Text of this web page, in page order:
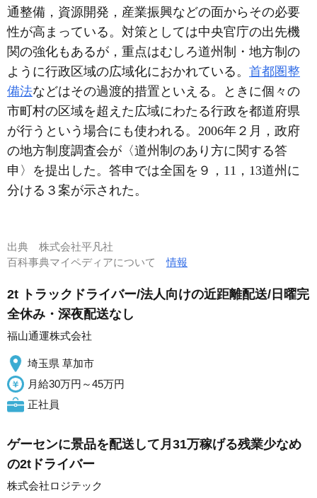
通整備，資源開発，産業振興などの面からその必要
性が高まっている。対策としては中央官庁の出先機
関の強化もあるが，重点はむしろ道州制・地方制の
ように行政区域の広域化におかれている。 首都圏整
備法などはその過渡的措置といえる。ときに個々の
市町村の区域を超えた広域にわたる行政を都道府県
が行うという場合にも使われる。2006年２月，政府
の地方制度調査会が〈道州制のあり方に関する答
申〉を提出した。答申では全国を９，11，13道州に
分ける３案が示された。
出典 株式会社平凡社
百科事典マイペディアについて情報
2t トラックドライバー/法人向けの近距離配送/日曜完
全休み・深夜配送なし
福山通運株式会社
埼玉県 草加市
月給30万円～45万円
正社員
ゲーセンに景品を配送して月31万稼げる残業少なめ
の2tドライバー
株式会社ロジテック